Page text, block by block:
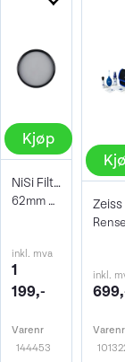
Kjøp
NiSi Filter Circ Polarizer True Color 62
62mm Pro Nano Pola Filter
inkl. mva
1
199,-
Varenr
144453
inkl.
Varenr